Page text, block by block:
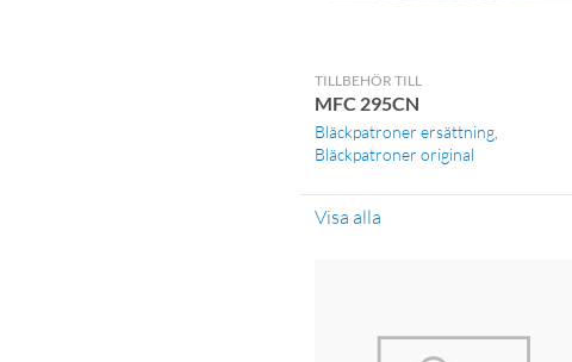
TILLBEHÖR TILL
MFC 295CN
Bläckpatroner ersättning
Bläckpatroner original
Visa alla